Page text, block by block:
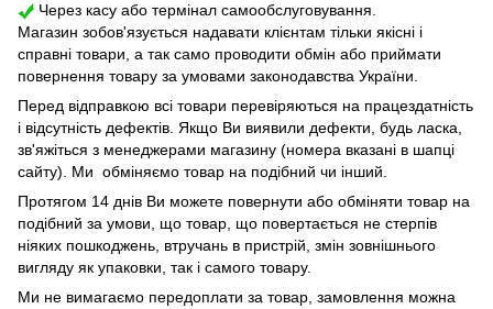
Через касу або термінал самообслуговування.
Магазин зобов'язується надавати клієнтам тільки якісні і
справні товари, а так само проводити обмін або приймати
повернення товару за умовами законодавства України.
Перед відправкою всі товари перевіряються на працездатність
і відсутність дефектів. Якщо Ви виявили дефекти, будь ласка,
зв'яжіться з менеджерами магазину (номера вказані в шапці
сайту). Ми обміняємо товар на подібний чи інший.
Протягом 14 днів Ви можете повернути або обміняти товар на
подібний за умови, що товар, що повертається не стерпів
ніяких пошкоджень, втручань в пристрій, змін зовнішнього
вигляду як упаковки, так і самого товару.
Ми не вимагаємо передоплати за товар, замовлення можна